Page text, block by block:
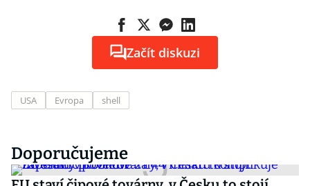
Začít diskuzi
USA Evropa shell
Doporučujeme